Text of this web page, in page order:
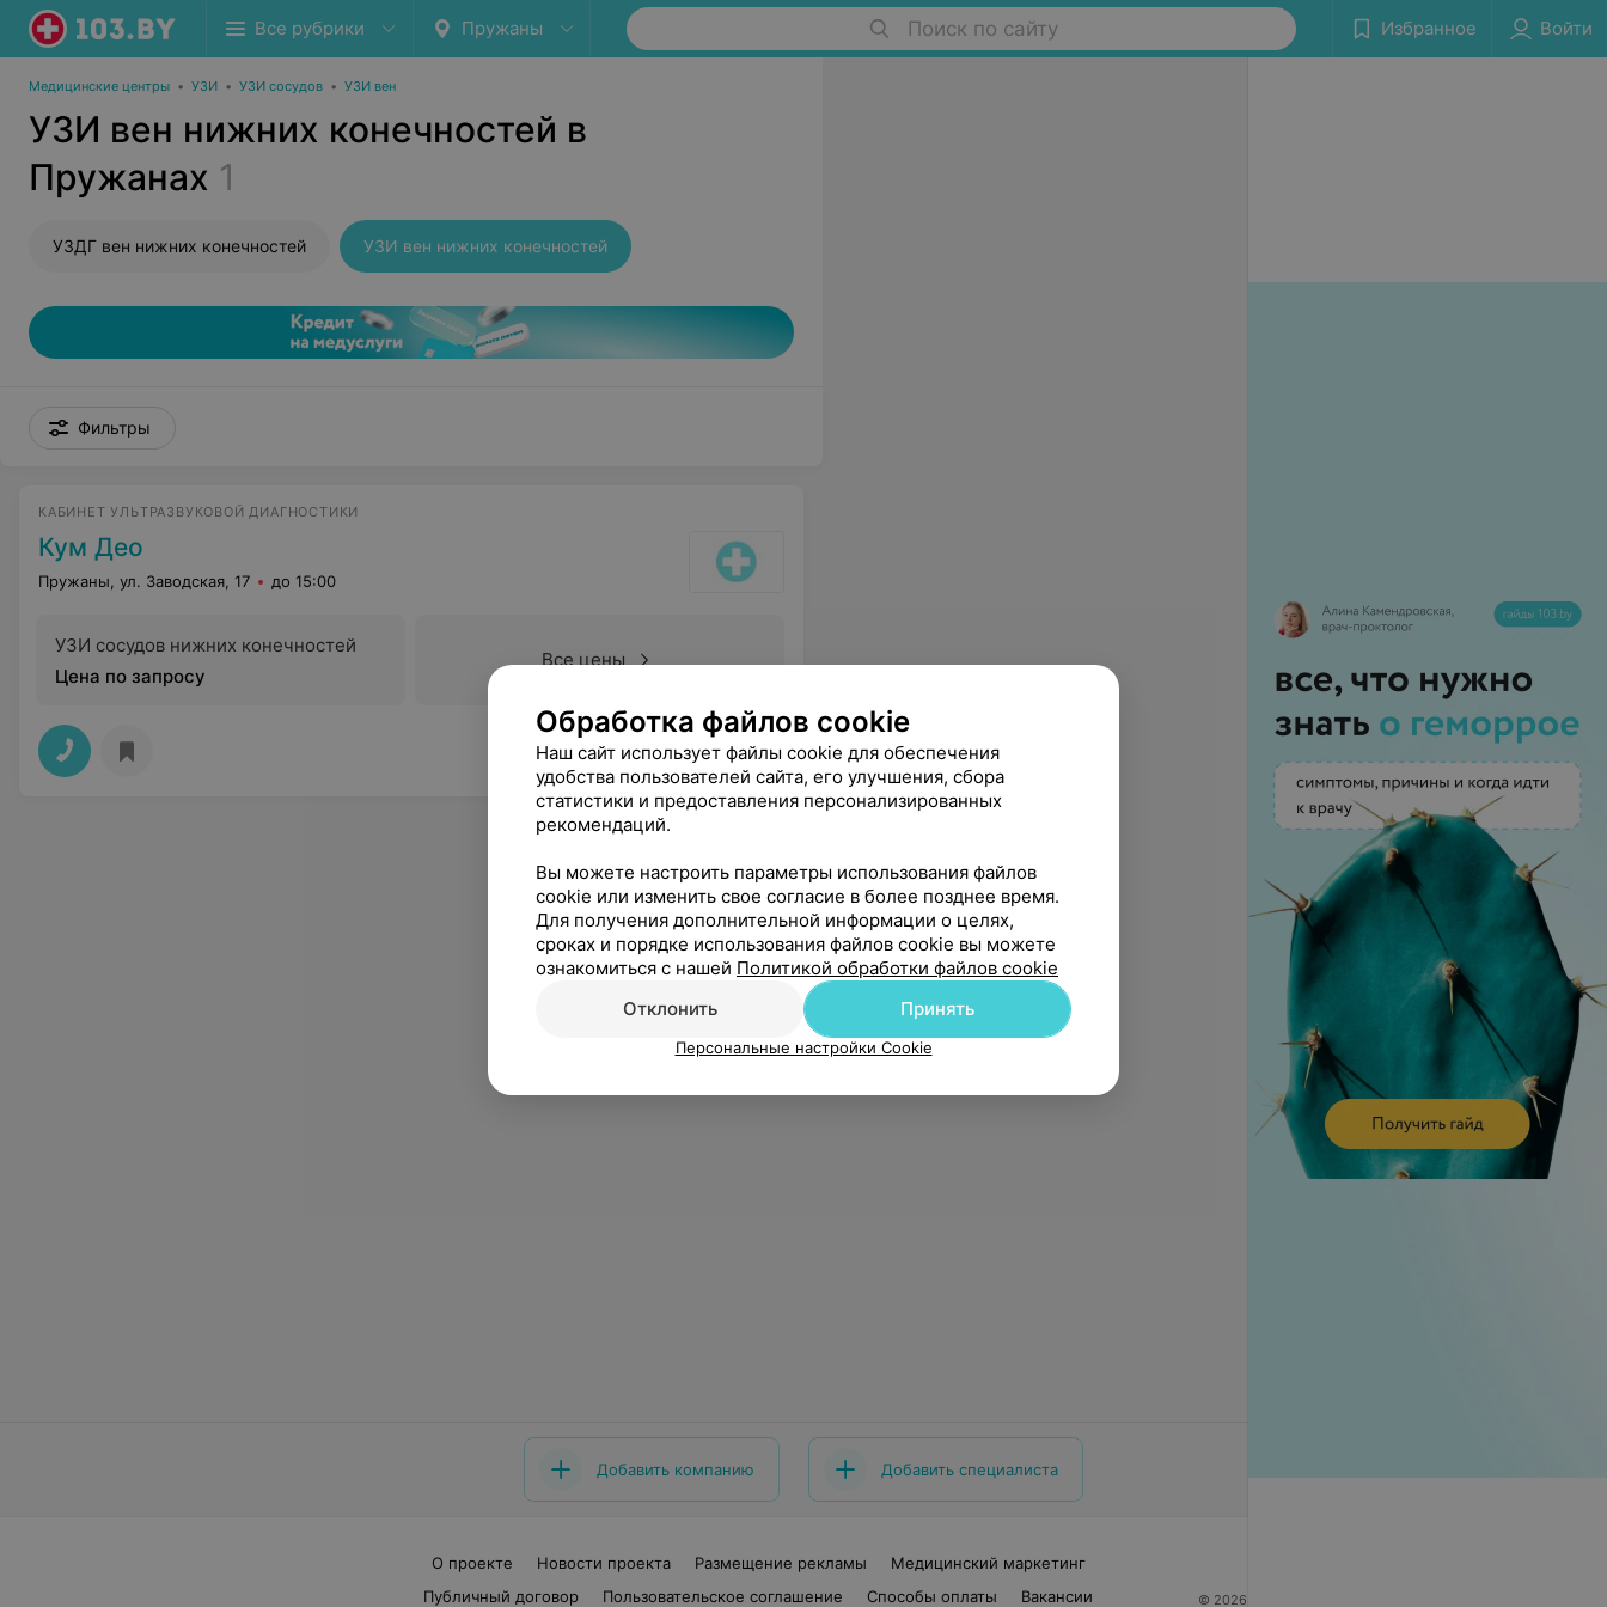
Все рубрики Пружаны Поиск по сайту Избранное Войти
Медицинские центры • УЗИ • УЗИ сосудов • УЗИ вен
УЗИ вен нижних конечностей в
Пружанах 1
УЗДГ вен нижних конечностей УЗИ вен нижних конечностей
Фильтры
КАБИНЕТ УЛЬТРАЗВУКОВОЙ ДИАГНОСТИКИ
Кум Део
Пружаны, ул. Заводская, 17 до 15:00
УЗИ сосудов нижних конечностей
Цена по запросу
Все цены
Добавить компанию Добавить специалиста
О проекте Новости проекта Размещение рекламы
Медицинский маркетинг
Публичный договор
Пользовательское соглашение Способы оплаты Вакансии © 2026 ООО «Артокс Лаб», УНП 191700409
Обработка файлов cookie
Наш сайт использует файлы cookie для обеспечения
удобства пользователей сайта, его улучшения, сбора
статистики и предоставления персонализированных
рекомендаций.
Вы можете настроить параметры использования файлов
cookie или изменить свое согласие в более позднее время.
Для получения дополнительной информации о целях,
сроках и порядке использования файлов cookie вы можете
ознакомиться с нашей Политикой обработки файлов cookie
Отклонить
Принять
Персональные настройки Cookie